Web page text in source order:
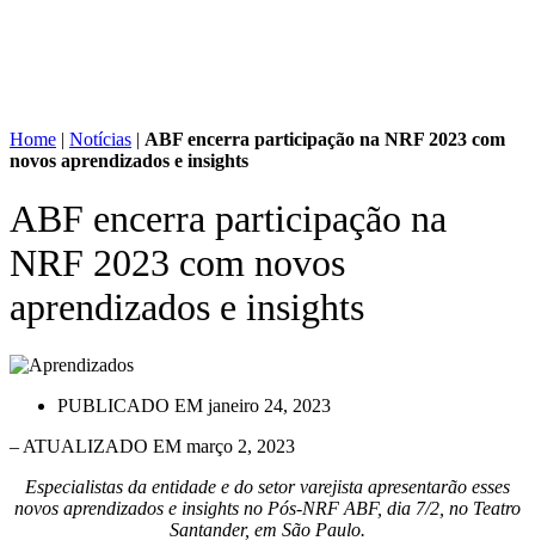
Home | Notícias | ABF encerra participação na NRF 2023 com
novos aprendizados e insights
ABF encerra participação na
NRF 2023 com novos
aprendizados e insights
PUBLICADO EM janeiro 24, 2023
– ATUALIZADO EM março 2, 2023
Especialistas da entidade e do setor varejista apresentarão esses
novos aprendizados e insights no Pós-NRF ABF, dia 7/2, no Teatro
Santander, em São Paulo.